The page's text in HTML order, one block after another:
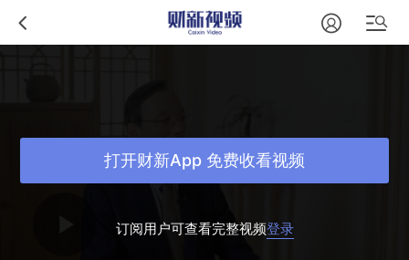
订阅用户可查看完整视频登录
打开财新App 免费收看视频